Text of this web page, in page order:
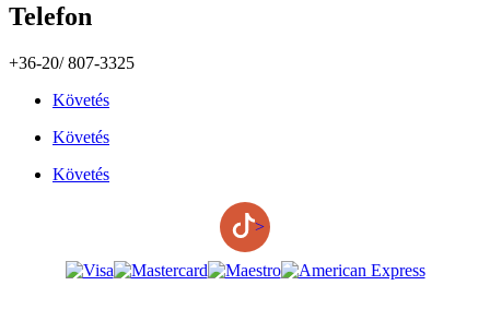
Telefon
+36-20/ 807-3325
Követés
Követés
Követés
>